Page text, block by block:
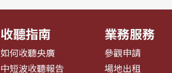
收聽指南
如何收聽央廣
中短波收聽報告
業務服務
參觀申請
場地出租